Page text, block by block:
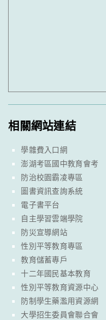
相關網站連結
學雜費入口網
澎湖考區國中教育會考
防治校園霸凌專區
圖書資訊查詢系統
電子書平台
自主學習雲端學院
防災宣導網站
性別平等教育專區
教育儲蓄專戶
十二年國民基本教育
性別平等教育資源中心
防制學生藥濫用資源網
大學招生委員會聯合會